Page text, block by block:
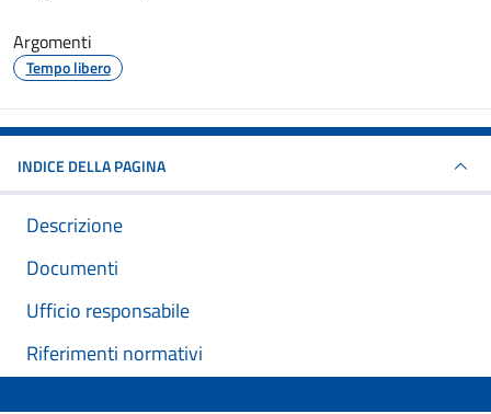
Argomenti
Tempo libero
INDICE DELLA PAGINA
Descrizione
Documenti
Ufficio responsabile
Riferimenti normativi